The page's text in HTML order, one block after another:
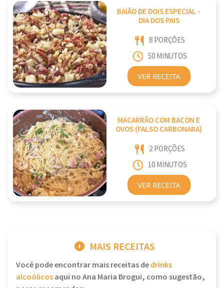
BAIÃO DE DOIS ESPECIAL -
DIA DOS PAIS
8 PORÇÕES
50 MINUTOS
VER RECEITA
MACARRÃO COM BACON E
OVOS (FALSO CARBONARA)
2 PORÇÕES
10 MINUTOS
VER RECEITA
MAIS RECEITAS
Você pode encontrar mais receitas dedrinks
alcoólicosaqui no Ana Maria Brogui, como sugestão,